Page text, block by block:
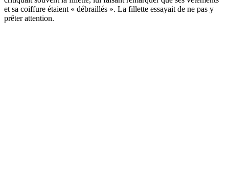
et sa coiffure étaient « débraillés ». La fillette essayait de ne pas y
prêter attention.